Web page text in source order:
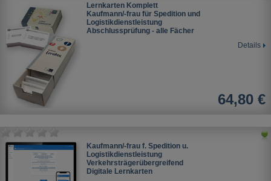
Lernkarten Komplett
Kaufmann/-frau für Spedition und
Logistikdienstleistung
Abschlussprüfung - alle Fächer
Details
64,80 €
Kaufmann/-frau f. Spedition u.
Logistikdienstleistung
Verkehrsträgerübergreifend
Digitale Lernkarten